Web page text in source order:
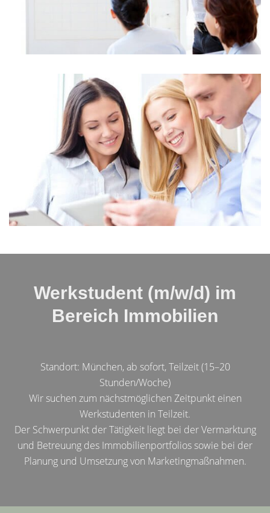
Werkstudent (m/w/d) im
Bereich Immobilien
Standort: München, ab sofort, Teilzeit (15–20
Stunden/Woche)
Wir suchen zum nächstmöglichen Zeitpunkt einen
Werkstudenten in Teilzeit.
Der Schwerpunkt der Tätigkeit liegt bei der Vermarktung
und Betreuung des Immobilienportfolios sowie bei der
Planung und Umsetzung von Marketingmaßnahmen.